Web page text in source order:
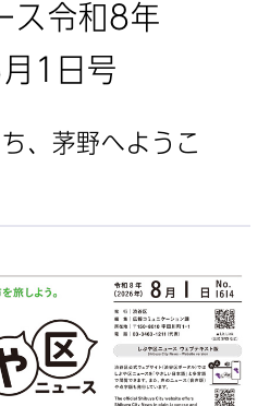
ス令和8年
1日号
、茅野へようこ